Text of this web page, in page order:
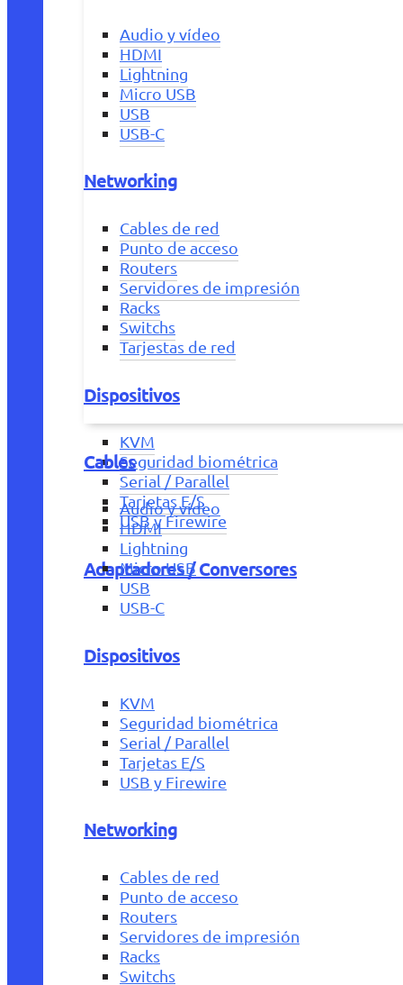
Audio y vídeo
HDMI
Lightning
Micro USB
USB
USB-C
Networking
Cables de red
Punto de acceso
Routers
Servidores de impresión
Racks
Switchs
Tarjestas de red
Dispositivos
KVM
Seguridad biométrica
Serial / Parallel
Tarjetas E/S
USB y Firewire
Adaptadores / Conversores
Cables
Audio y vídeo
HDMI
Lightning
Micro USB
USB
USB-C
Dispositivos
KVM
Seguridad biométrica
Serial / Parallel
Tarjetas E/S
USB y Firewire
Networking
Cables de red
Punto de acceso
Routers
Servidores de impresión
Racks
Switchs